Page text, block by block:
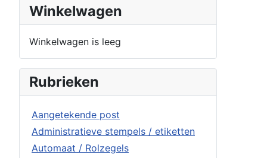
Winkelwagen
Winkelwagen is leeg
Rubrieken
Aangetekende post
Administratieve stempels / etiketten
Automaat / Rolzegels